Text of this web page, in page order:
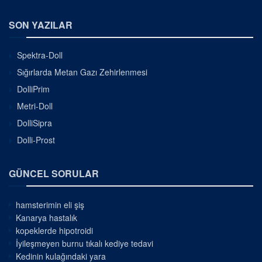
SON YAZILAR
Spektra-Doll
Sığırlarda Metan Gazı Zehirlenmesi
DolliPrim
Metri-Doll
DolliSipra
Dolli-Prost
GÜNCEL SORULAR
hamsterimin eli şiş
Kanarya hastalık
kopeklerde hipotroidi
İyileşmeyen burnu tıkalı kediye tedavi
Kedinin kulağındaki yara